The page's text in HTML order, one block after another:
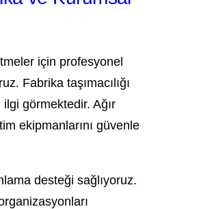
için profesyonel
Fabrika taşımacılığı
görmektedir. Ağır
ekipmanlarını güvenle
desteği sağlıyoruz.